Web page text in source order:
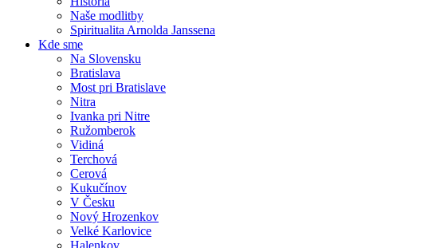
Naše modlitby
Spiritualita Arnolda Janssena
Kde sme
Na Slovensku
Bratislava
Most pri Bratislave
Nitra
Ivanka pri Nitre
Ružomberok
Vidiná
Terchová
Cerová
Kukučínov
V Česku
Nový Hrozenkov
Velké Karlovice
Halenkov